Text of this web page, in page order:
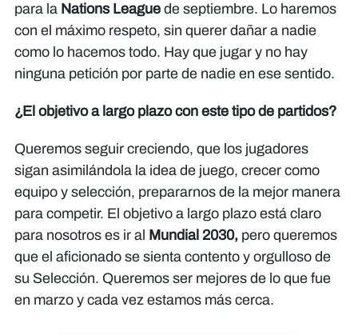
para la Nations League de septiembre. Lo haremos
con el máximo respeto, sin querer dañar a nadie
como lo hacemos todo. Hay que jugar y no hay
ninguna petición por parte de nadie en ese sentido.
¿El objetivo a largo plazo con este tipo de partidos?
Queremos seguir creciendo, que los jugadores
sigan asimilándola la idea de juego, crecer como
equipo y selección, prepararnos de la mejor manera
para competir. El objetivo a largo plazo está claro
para nosotros es ir al Mundial 2030, pero queremos
que el aficionado se sienta contento y orgulloso de
su Selección. Queremos ser mejores de lo que fue
en marzo y cada vez estamos más cerca.